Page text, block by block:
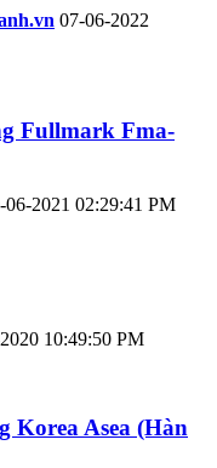
07-06-2022
Fullmark Fma-
06-2021 02:29:41 PM
10:49:50 PM
Korea Asea (Hàn